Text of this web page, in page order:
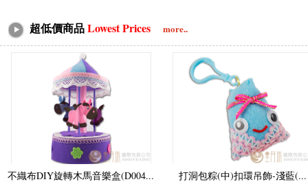
超低價商品Lowest Prices more..
不織布DIY旋轉木馬音樂盒(D004... 打洞包粽(中)扣環吊飾-淺藍(...